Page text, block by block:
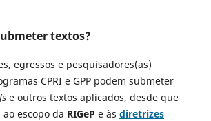
textos?
egressos e pesquisadores(as)
CPRI e GPP podem submeter
e outros textos aplicados, desde que
escopo da RIGePe às diretrizes